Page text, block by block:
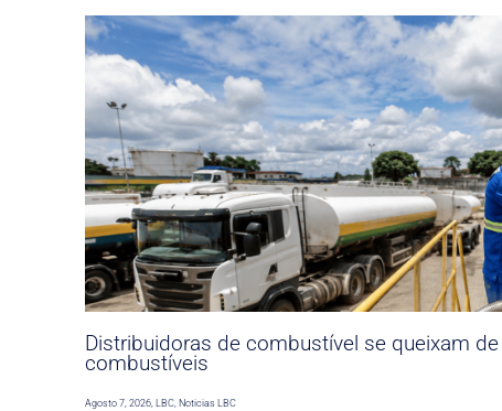
Distribuidoras de combustível se queixam
combustíveis
Agosto 7, 2026,LBC,Noticias LBC